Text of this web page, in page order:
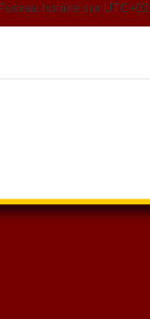
Fuseau horaire sur